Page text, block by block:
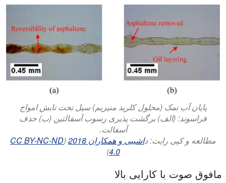
پایان آب نمک (محلول کلرید منیزیم) سیل تحت تابش امواج
فراسوند: (الف) برگشت پذیری رسوب آسفالتین (ب) حذف
آسفالت.
مطالعه و کپی رایت: داشیبی و همکاران 2018 (
CC BY-NC-ND
4.0
)
مافوق صوت با کارایی بالا